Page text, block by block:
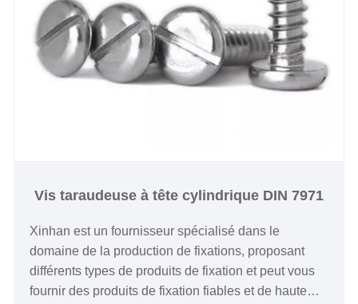
Vis taraudeuse à tête cylindrique DIN 7971
Xinhan est un fournisseur spécialisé dans le
domaine de la production de fixations, proposant
différents types de produits de fixation et peut vous
fournir des produits de fixation fiables et de haute